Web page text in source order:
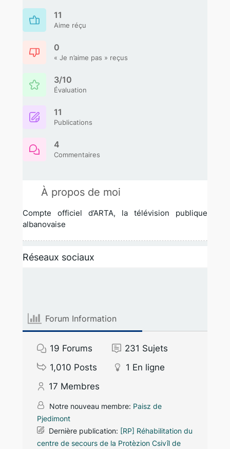
11
Aime réçu
0
« Je n’aime pas » reçus
3/10
Évaluation
11
Publications
4
Commentaires
À propos de moi
Compte officiel d’ARTA, la télévision publique
albanovaise
Réseaux sociaux
Forum Information
19 Forums 231 Sujets
1,010 Posts 1 En ligne
17 Membres
Notre nouveau membre: Paisz de
Pjedimont
Dernière publication: [RP] Réhabilitation du
centre de secours de la Protèzion Csivîl de